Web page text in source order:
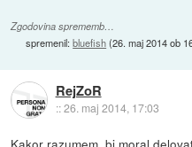
Zgodovina sprememb…
spremenil:bluefish(26. maj 2014 ob
RejZoR
::26. maj 2014, 17:03